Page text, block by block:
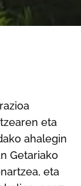
eta
ahalegin
Getariako
eta